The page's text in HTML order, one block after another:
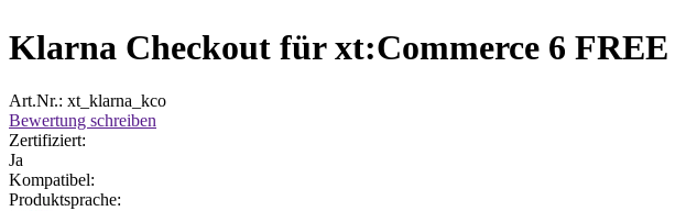
Klarna Checkout für xt:Commerce 6 FREE
Art.Nr.: xt_klarna_kco
Bewertung schreiben
Zertifiziert:
Ja
Kompatibel:
Produktsprache: